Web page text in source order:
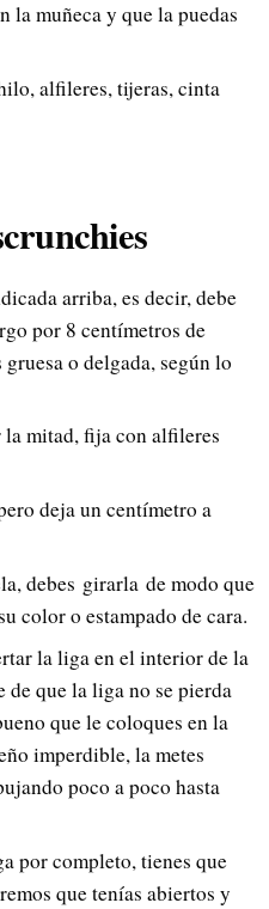
la muñeca y que la puedas
alfileres, tijeras, cinta
arriba, es decir, debe
por 8 centímetros de
o delgada, según lo
mitad, fija con alfileres
deja un centímetro a
debes girarla de modo que
color o estampado de cara.
la liga en el interior de la
de que la liga no se pierda
que le coloques en la
imperdible, la metes
poco a poco hasta
por completo, tienes que
que tenías abiertos y